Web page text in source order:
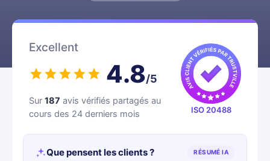
Excellent
4.8/5
Sur 187 avis vérifiés partagés au
cours des 24 derniers mois
ISO 20488
Que pensent les clients ? RÉSUMÉ IA